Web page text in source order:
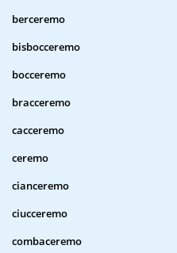
berceremo
bisbocceremo
bocceremo
bracceremo
cacceremo
ceremo
cianceremo
ciucceremo
combaceremo